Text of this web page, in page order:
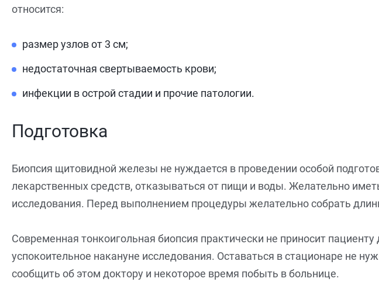
относится:
размер узлов от 3 см;
недостаточная свертываемость крови;
инфекции в острой стадии и прочие патологии.
Подготовка
Биопсия щитовидной железы не нуждается в проведении особой
лекарственных средств, отказываться от пищи и воды. Желательно
исследования. Перед выполнением процедуры желательно собрать
Современная тонкоигольная биопсия практически не приносит
успокоительное накануне исследования. Оставаться в стационаре не
сообщить об этом доктору и некоторое время побыть в больнице.